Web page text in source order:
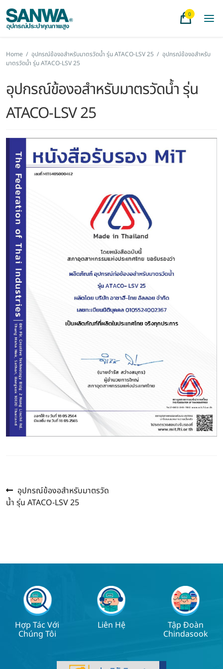
0
Home / อุปกรณ์ข้องอสำหรับมาตรวัดน้ำ รุ่น ATACO-LSV 25 / อุปกรณ์ข้องอสำหรับ
มาตรวัดน้ำ รุ่น ATACO-LSV 25
อุปกรณ์ข้องอสำหรับมาตรวัดน้ำ รุ่น
ATACO-LSV 25
Post
navigation
Previous
post:
อุปกรณ์ข้องอสำหรับมาตรวัด
น้ำ รุ่น ATACO-LSV 25
Hợp Tác Với
Chúng Tôi
Liên Hệ Tập Đoàn
Chindasook